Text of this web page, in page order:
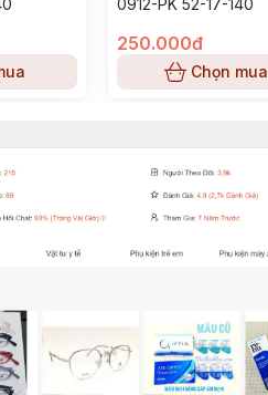
0912-PK 52-17-140
250.000đ
Chọn mua